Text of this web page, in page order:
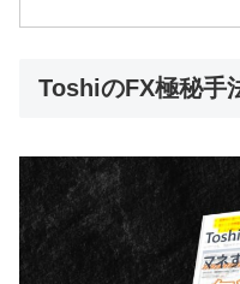
ToshiのFX極秘手